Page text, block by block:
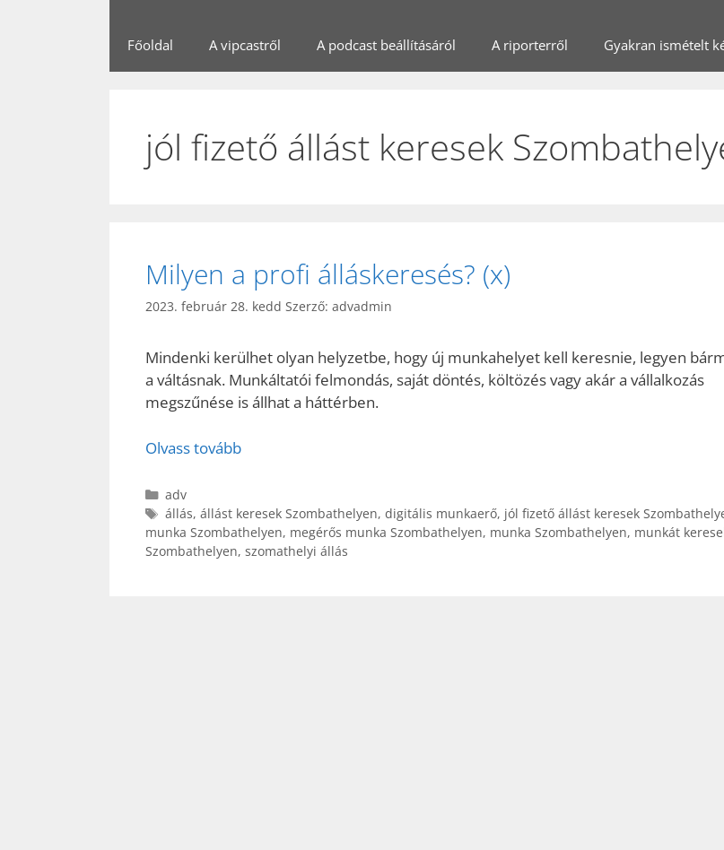
Főoldal A vipcastről A podcast beállításáról A riporterről Gyakran ismételt
jól fizető állást keresek
Milyen a profi álláskeresés? (x)
2023. február 28. kedd Szerző: advadmin
Mindenki kerülhet olyan helyzetbe, hogy új munkahelyet kell keresnie, legyen
a váltásnak. Munkáltatói felmondás, saját döntés, költözés vagy akár a vállalkozás
megszűnése is állhat a háttérben.
Olvass tovább
Kategória
adv
Címkék
állás, állást keresek Szombathelyen, digitális munkaerő, jól fizető állást keresek
munka Szombathelyen, megérős munka Szombathelyen, munka Szombathelyen, munkát
Szombathelyen, szomathelyi állás